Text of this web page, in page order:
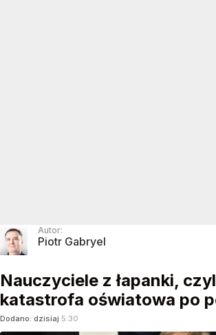
Autor:
Piotr Gabryel
Nauczyciele z łapanki,
katastrofa oświatowa po
Dodano: dzisiaj 5:30